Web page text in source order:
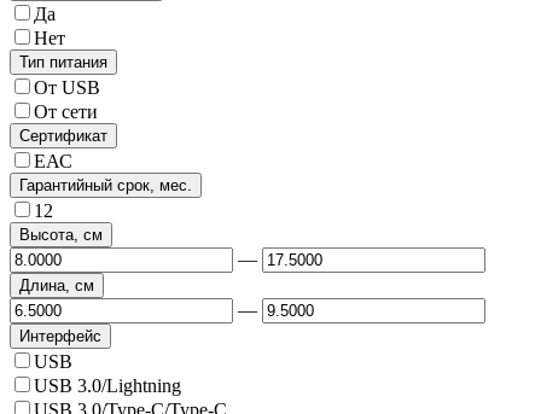
Да
Нет
Тип питания
От USB
От сети
Сертификат
ЕАС
Гарантийный срок, мес.
12
Высота, см
—
Длина, см
—
Интерфейс
USB
USB 3.0/Lightning